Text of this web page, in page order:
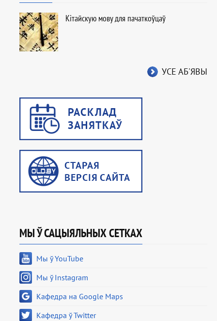
Кітайскую мову для пачаткоўцаў
УСЕ АБ'ЯВЫ
МЫ Ў САЦЫЯЛЬНЫХ СЕТКАХ
Мы ў YouTube
Мы ў Instagram
Кафедра на Google Maps
Кафедра ў Twitter